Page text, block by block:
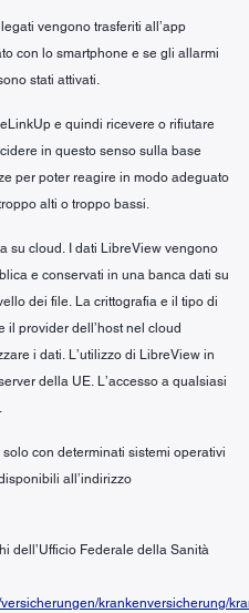
vengono trasferiti all’app
con lo smartphone e se gli allarmi
stati attivati.
e quindi ricevere o rifiutare
in questo senso sulla base
per poter reagire in modo adeguato
alti o troppo bassi.
su cloud. I dati LibreView vengono
e conservati in una banca dati su
dei file. La crittografia e il tipo di
il provider dell’host nel cloud
i dati. L’utilizzo di LibreView in
della UE. L’accesso a qualsiasi
con determinati sistemi operativi
all’indirizzo
dell’Ufficio Federale della Sanità
krankenversicherung/